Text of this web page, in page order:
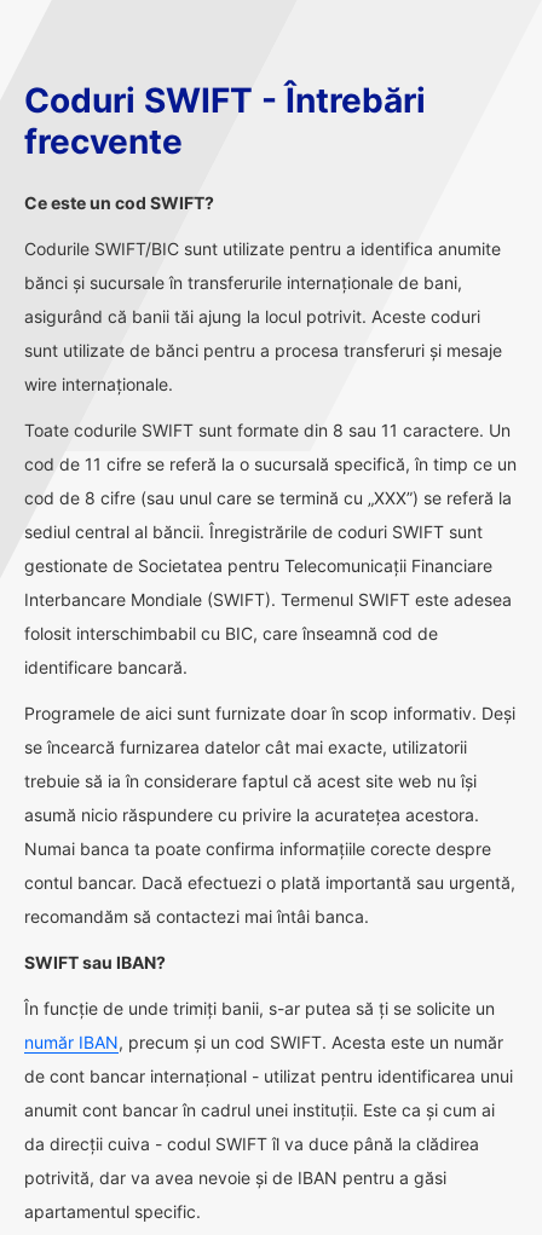
Coduri SWIFT - Întrebări
frecvente
Ce este un cod SWIFT?
Codurile SWIFT/BIC sunt utilizate pentru a identifica anumite
bănci și sucursale în transferurile internaționale de bani,
asigurând că banii tăi ajung la locul potrivit. Aceste coduri
sunt utilizate de bănci pentru a procesa transferuri și mesaje
wire internaționale.
Toate codurile SWIFT sunt formate din 8 sau 11 caractere. Un
cod de 11 cifre se referă la o sucursală specifică, în timp ce un
cod de 8 cifre (sau unul care se termină cu „XXX”) se referă la
sediul central al băncii. Înregistrările de coduri SWIFT sunt
gestionate de Societatea pentru Telecomunicații Financiare
Interbancare Mondiale (SWIFT). Termenul SWIFT este adesea
folosit interschimbabil cu BIC, care înseamnă cod de
identificare bancară.
Programele de aici sunt furnizate doar în scop informativ. Deși
se încearcă furnizarea datelor cât mai exacte, utilizatorii
trebuie să ia în considerare faptul că acest site web nu își
asumă nicio răspundere cu privire la acuratețea acestora.
Numai banca ta poate confirma informațiile corecte despre
contul bancar. Dacă efectuezi o plată importantă sau urgentă,
recomandăm să contactezi mai întâi banca.
SWIFT sau IBAN?
În funcție de unde trimiți banii, s-ar putea să ți se solicite un
număr IBAN, precum și un cod SWIFT. Acesta este un număr
de cont bancar internațional - utilizat pentru identificarea unui
anumit cont bancar în cadrul unei instituții. Este ca și cum ai
da direcții cuiva - codul SWIFT îl va duce până la clădirea
potrivită, dar va avea nevoie și de IBAN pentru a găsi
apartamentul specific.